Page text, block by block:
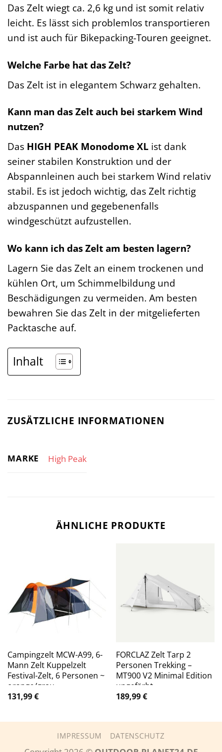
Das Zelt wiegt ca. 2,6 kg und ist somit relativ
leicht. Es lässt sich problemlos transportieren
und ist auch für Bikepacking-Touren geeignet.
Welche Farbe hat das Zelt?
Das Zelt ist in elegantem Schwarz gehalten.
Kann man das Zelt auch bei starkem Wind
nutzen?
Das HIGH PEAK Monodome XL ist dank
seiner stabilen Konstruktion und der
Abspannleinen auch bei starkem Wind relativ
stabil. Es ist jedoch wichtig, das Zelt richtig
abzuspannen und gegebenenfalls
windgeschützt aufzustellen.
Wo kann ich das Zelt am besten lagern?
Lagern Sie das Zelt an einem trockenen und
kühlen Ort, um Schimmelbildung und
Beschädigungen zu vermeiden. Am besten
bewahren Sie das Zelt in der mitgelieferten
Packtasche auf.
Inhalt
ZUSÄTZLICHE INFORMATIONEN
MARKE High Peak
ÄHNLICHE PRODUKTE
Campingzelt MCW-A99, 6-
Mann Zelt Kuppelzelt
Festival-Zelt, 6 Personen ~
orange/grau
131,99€
FORCLAZ Zelt Tarp 2
Personen Trekking –
MT900 V2 Minimal Edition
ungefärbt
189,99€
IMPRESSUM DATENSCHUTZ